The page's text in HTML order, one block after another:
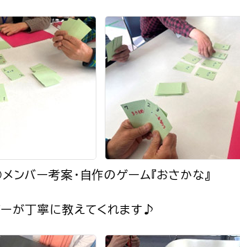
ンバー考案・自作のゲーム『おさかな』
が丁寧に教えてくれます♪